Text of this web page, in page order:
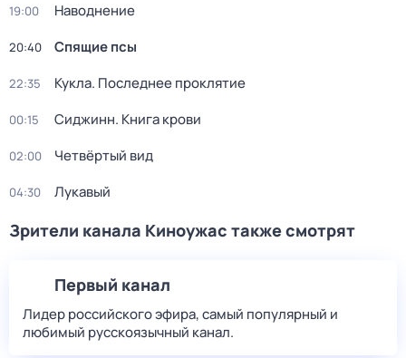
19:00 Наводнение
20:40 Спящие псы
22:35 Кукла. Последнее проклятие
00:15 Сиджинн. Книга крови
02:00 Четвёртый вид
04:30 Лукавый
Зрители канала Киноужас также смотрят
Первый канал
Лидер российского эфира, самый популярный и
любимый русскоязычный канал.